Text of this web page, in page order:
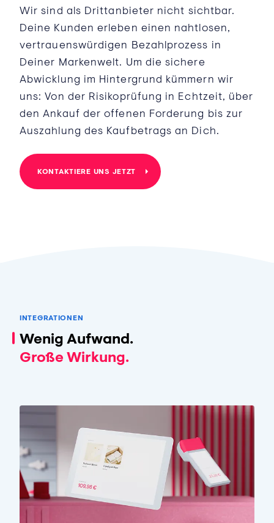
Wir sind als Drittanbieter nicht sichtbar.
Deine Kunden erleben einen nahtlosen,
vertrauenswürdigen Bezahlprozess in
Deiner Markenwelt. Um die sichere
Abwicklung im Hintergrund kümmern wir
uns: Von der Risikoprüfung in Echtzeit, über
den Ankauf der offenen Forderung bis zur
Auszahlung des Kaufbetrags an Dich.
KONTAKTIERE UNS JETZT
INTEGRATIONEN
Wenig Aufwand.
Große Wirkung.